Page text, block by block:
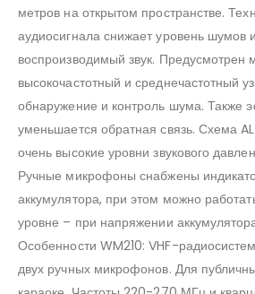
метров на открытом пространстве.
аудиосигнала снижает уровень шумов
воспроизводимый звук. Предусмотрен
высокочастотный и среднечастотный
обнаружение и контроль шума. Также
уменьшается обратная связь. Схема
очень высокие уровни звукового
Ручные микрофоны снабжены
аккумулятора, при этом можно
уровне – при напряжении
Особенности WM210: VHF-
двух ручных микрофонов. Для